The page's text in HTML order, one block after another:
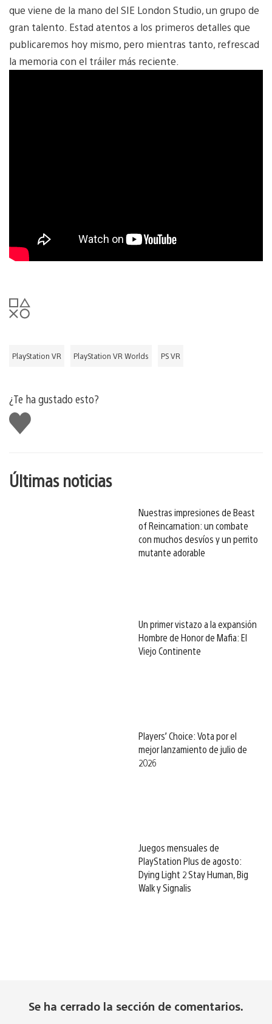
que viene de la mano del SIE London Studio, un grupo de
gran talento. Estad atentos a los primeros detalles que
publicaremos hoy mismo, pero mientras tanto, refrescad
la memoria con el tráiler más reciente.
PlayStation VR PlayStation VR Worlds PS VR
¿Te ha gustado esto?
Me
gusta
Últimas noticias
Nuestras impresiones de Beast
of Reincarnation: un combate
con muchos desvíos y un perrito
mutante adorable
Un primer vistazo a la expansión
Hombre de Honor de Mafia: El
Viejo Continente
Players’ Choice: Vota por el
mejor lanzamiento de julio de
2026
Juegos mensuales de
PlayStation Plus de agosto:
Dying Light 2 Stay Human, Big
Walk y Signalis
Se ha cerrado la sección de comentarios.